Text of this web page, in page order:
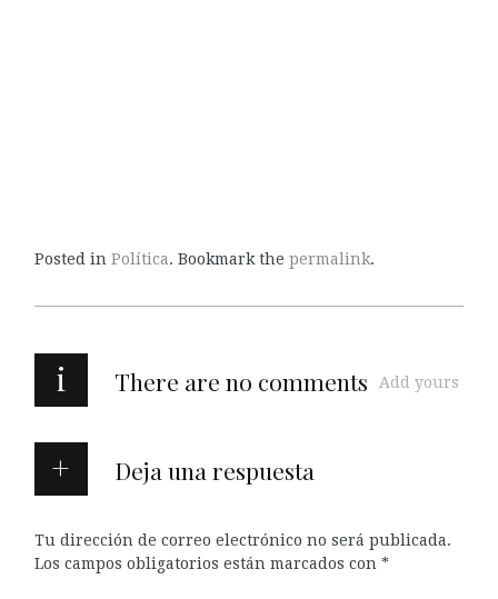
Posted in Política. Bookmark the permalink.
i There are no comments Add yours
Deja una respuesta
Tu dirección de correo electrónico no será publicada.
Los campos obligatorios están marcados con *